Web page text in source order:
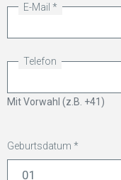
E-Mail
Telefon
Mit Vorwahl (z.B. +41)
Geburtsdatum